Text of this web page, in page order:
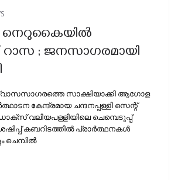
നെറുകൈയിൽ
റാസ ; ജനസാഗരമായി
സാക്ഷിയാക്കി ആഗോള
കേന്ദ്രമായ ചന്ദനപ്പള്ളി സെന്റ്
വലിയപള്ളിയിലെ ചെമ്പെടുപ്പ്
കബറിടത്തിൽ പ്രാർത്ഥനകൾ
ചെമ്പിൽ